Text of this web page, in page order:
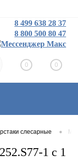
Заказать звонок
8 499 638 28 37
8 800 500 80 47
0 0
слесарные •
1 с 1